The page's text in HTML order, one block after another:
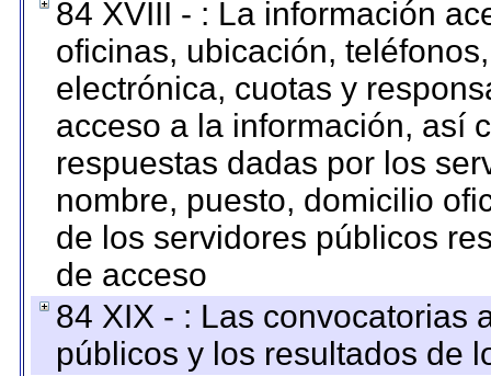
84 XVIII - : La información
oficinas, ubicación,
electrónica, cuotas y
acceso a la información, así
respuestas dadas por los
nombre, puesto, domicilio
de los servidores públicos
de acceso
84 XIX - : Las convocatorias
públicos y los resultados de